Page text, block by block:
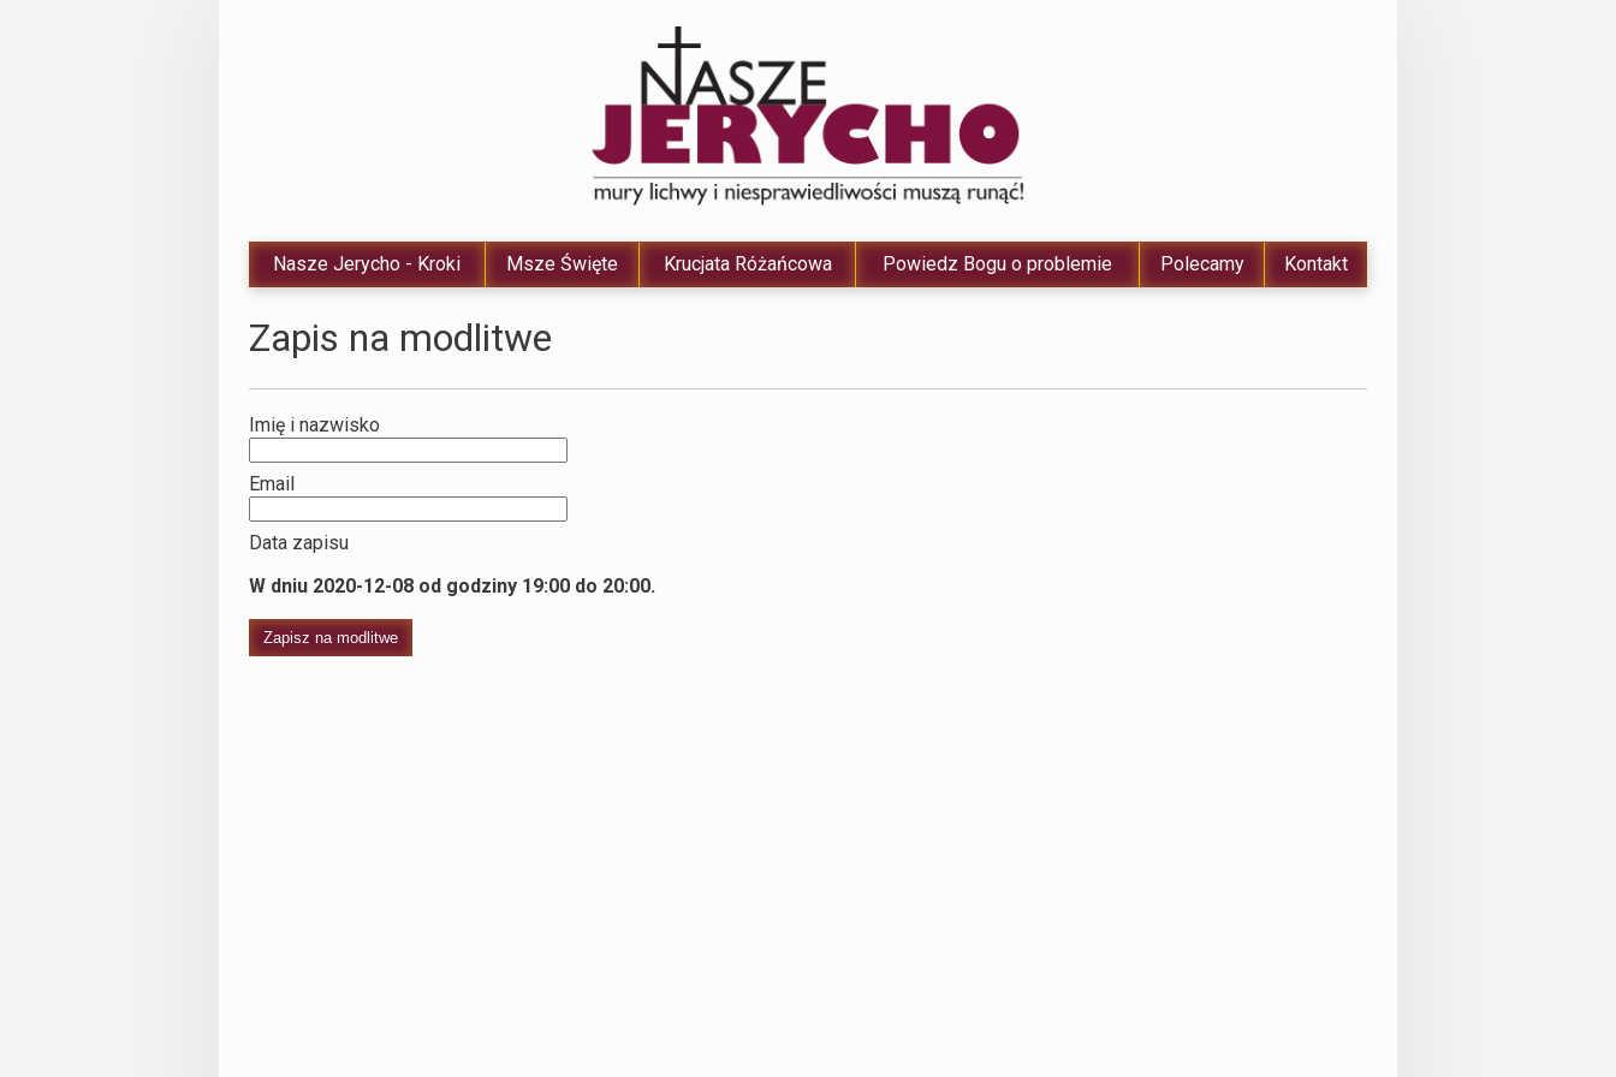
Nasze Jerycho - Kroki Msze Święte Krucjata Różańcowa Powiedz Bogu o problemie Polecamy Kontakt
Zapis na modlitwe
Imię i nazwisko
Email
Data zapisu
W dniu 2020-12-08 od godziny 19:00 do 20:00.
Zapisz na modlitwe